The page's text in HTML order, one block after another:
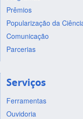
Prêmios
Popularização da
Comunicação
Parcerias
Serviços
Ferramentas
Ouvidoria